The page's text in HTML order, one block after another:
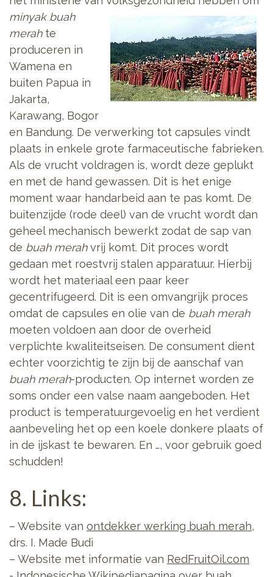
minyak buah
merahte
produceren in
Wamena en
buiten Papua in
Jakarta,
Karawang, Bogor
en Bandung. De verwerking tot capsules vindt
plaats in enkele grote farmaceutische fabrieken.
Als de vrucht voldragen is, wordt deze geplukt
en met de hand gewassen. Dit is het enige
moment waar handarbeid aan te pas komt. De
buitenzijde (rode deel) van de vrucht wordt dan
geheel mechanisch bewerkt zodat de sap van
de buah merahvrij komt. Dit proces wordt
gedaan met roestvrij stalen apparatuur. Hierbij
wordt het materiaal een paar keer
gecentrifugeerd. Dit is een omvangrijk proces
omdat de capsules en olie van de buah merah
moeten voldoen aan door de overheid
verplichte kwaliteitseisen. De consument dient
echter voorzichtig te zijn bij de aanschaf van
buah merah-producten. Op internet worden ze
soms onder een valse naam aangeboden. Het
product is temperatuurgevoelig en het verdient
aanbeveling het op een koele donkere plaats of
in de ijskast te bewaren. En …, voor gebruik goed
schudden!
8. Links:
– Website van ontdekker werking buah merah,
drs. I. Made Budi
– Website met informatie van RedFruitOil.com